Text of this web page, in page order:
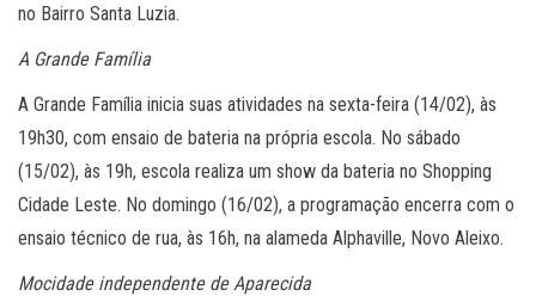
no Bairro Santa Luzia.
A Grande Família
A Grande Família inicia suas atividades na sexta-feira (14/02), às
19h30, com ensaio de bateria na própria escola. No sábado
(15/02), às 19h, escola realiza um show da bateria no Shopping
Cidade Leste. No domingo (16/02), a programação encerra com o
ensaio técnico de rua, às 16h, na alameda Alphaville, Novo Aleixo.
Mocidade independente de Aparecida